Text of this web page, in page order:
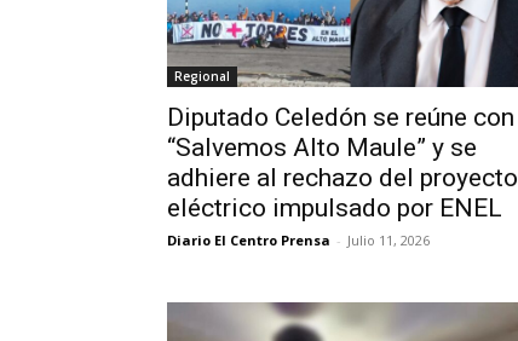
Regional
Diputado Celedón se reúne con
“Salvemos Alto Maule” y se
adhiere al rechazo del proyecto
eléctrico impulsado por ENEL
Diario El Centro Prensa - Julio 11, 2026